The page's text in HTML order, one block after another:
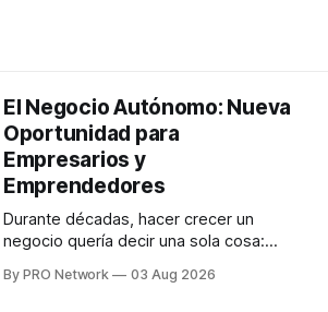
El Negocio Autónomo: Nueva
Oportunidad para
Empresarios y
Emprendedores
Durante décadas, hacer crecer un
negocio quería decir una sola cosa:
anuncios, un especialista en marketing
By PRO Network 03 Aug 2026